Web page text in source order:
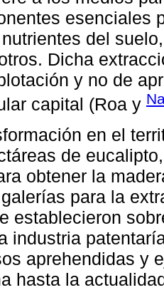
esenciales
del
Dicha
y no de
capital (Roa y
en el
de
obtener la
para la
establecieron
industria
aprehendidas y
hasta la